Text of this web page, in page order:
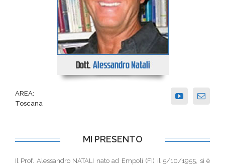
AREA:
Toscana
MI PRESENTO
Il Prof. Alessandro NATALI nato ad Empoli (FI) il 5/10/1955, si è